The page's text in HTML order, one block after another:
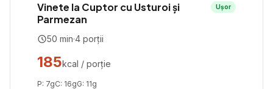
Vinete la Cuptor cu Usturoi și
Parmezan
Ușor
50 min·4 porții
185kcal / porție
P: 7gC: 16gG: 11g